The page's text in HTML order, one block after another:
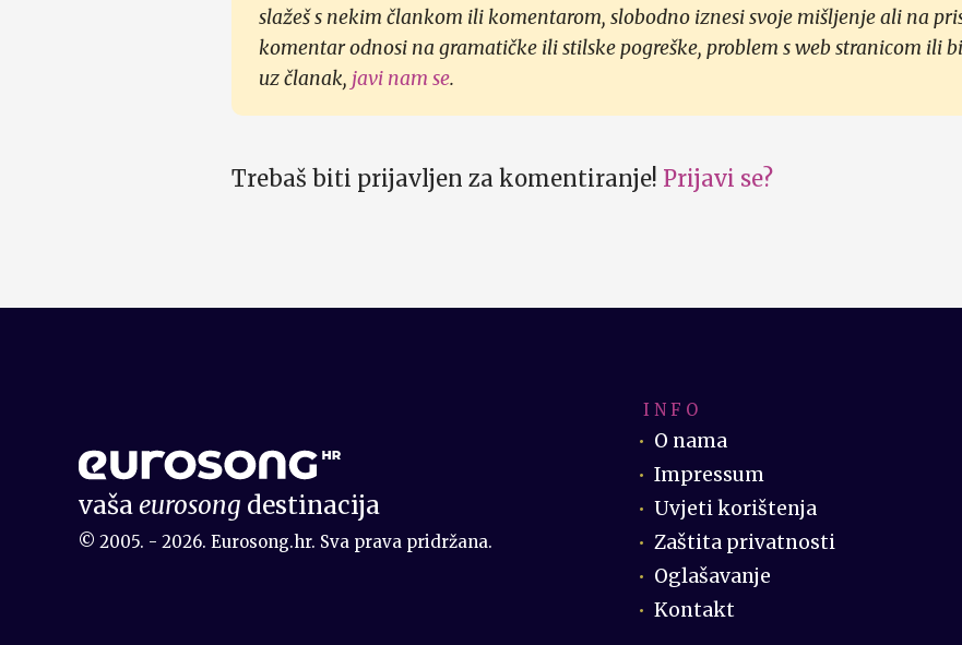
slažeš s nekim člankom ili komentarom, slobodno iznesi svoje mišljenje ali na
komentar odnosi na gramatičke ili stilske pogreške, problem s web stranicom ili
uz članak, javi nam se.
Trebaš biti prijavljen za komentiranje! Prijavi se?
vašaeurosong destinacija
© 2005. - 2026. Eurosong.hr. Sva prava pridržana.
I N F O
O nama
Impressum
Uvjeti korištenja
Zaštita privatnosti
Oglašavanje
Kontakt